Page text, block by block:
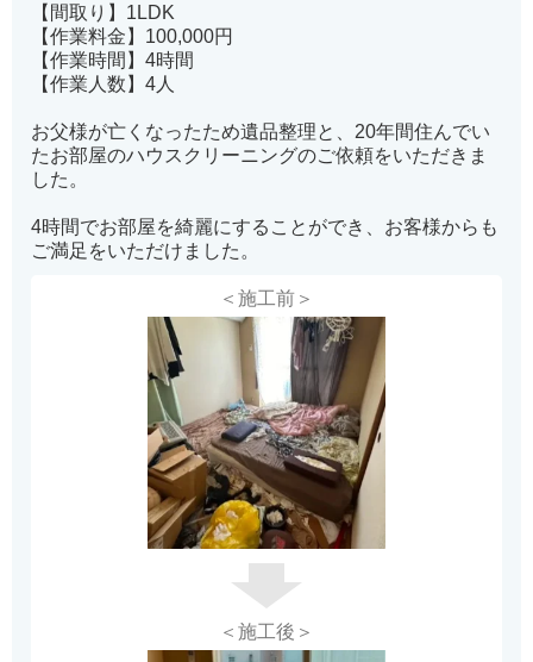
【間取り】1LDK
【作業料金】100,000円
【作業時間】4時間
【作業人数】4人
お父様が亡くなったため遺品整理と、20年間住んでい
たお部屋のハウスクリーニングのご依頼をいただきま
した。
4時間でお部屋を綺麗にすることができ、お客様からも
ご満足をいただけました。
＜施工前＞
＜施工後＞